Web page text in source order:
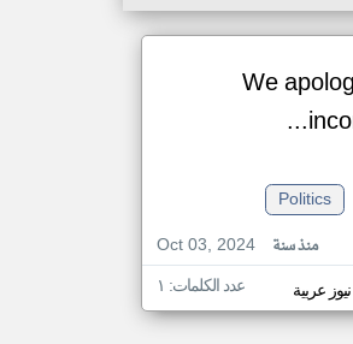
We
Politics
Oct 03, 2024
منذ سنة
عربية عدد الكلمات: ١